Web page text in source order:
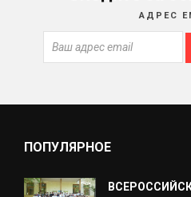
АДРЕС
ПОПУЛЯРНОЕ